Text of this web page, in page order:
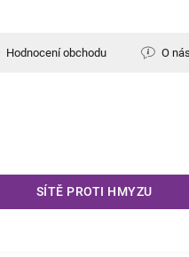
Hodnocení obchodu O nás
SÍTĚ PROTI HMYZU